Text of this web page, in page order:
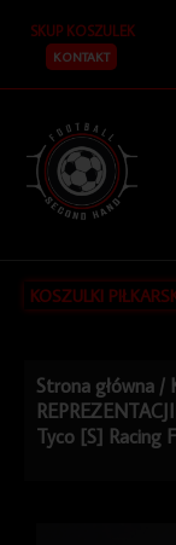
treści
SKUP KOSZULEK
KONTAKT
KOSZULKI
Strona główna /
REPREZENTACJI
Tyco [S] Racing